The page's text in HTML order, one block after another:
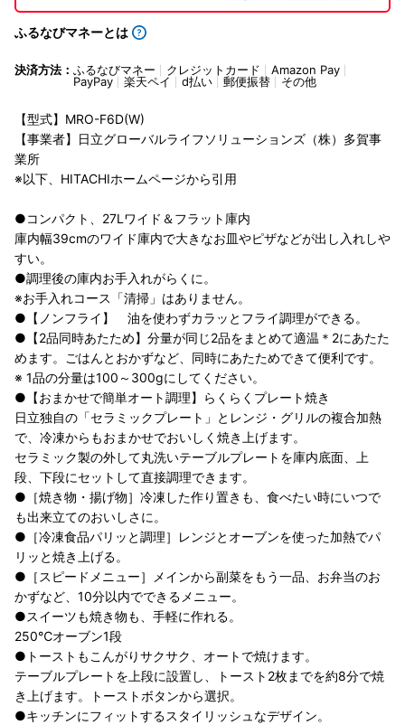
ふるなびマネーとは
決済方法： ふるなびマネー クレジットカード
Amazon Pay
PayPay
楽天ペイ d払い 郵便振替 その他
【型式】MRO-F6D(W)
【事業者】日立グローバルライフソリューションズ（株）多賀事
業所
※以下、HITACHIホームページから引用
●コンパクト、27Lワイド＆フラット庫内
庫内幅39cmのワイド庫内で大きなお皿やピザなどが出し入れしや
すい。
●調理後の庫内お手入れがらくに。
※お手入れコース「清掃」はありません。
●【ノンフライ】 油を使わずカラッとフライ調理ができる。
●【2品同時あたため】分量が同じ2品をまとめて適温＊2にあたた
めます。ごはんとおかずなど、同時にあたためできて便利です。
※ 1品の分量は100～300gにしてください。
●【おまかせで簡単オート調理】らくらくプレート焼き
日立独自の「セラミックプレート」とレンジ・グリルの複合加熱
で、冷凍からもおまかせでおいしく焼き上げます。
セラミック製の外して丸洗いテーブルプレートを庫内底面、上
段、下段にセットして直接調理できます。
●［焼き物・揚げ物］冷凍した作り置きも、食べたい時にいつで
も出来立てのおいしさに。
●［冷凍食品パリッと調理］レンジとオーブンを使った加熱でパ
リッと焼き上げる。
●［スピードメニュー］メインから副菜をもう一品、お弁当のお
かずなど、10分以内でできるメニュー。
●スイーツも焼き物も、手軽に作れる。
250℃オーブン1段
●トーストもこんがりサクサク、オートで焼けます。
テーブルプレートを上段に設置し、トースト2枚までを約8分で焼
き上げます。トーストボタンから選択。
●キッチンにフィットするスタイリッシュなデザイン。